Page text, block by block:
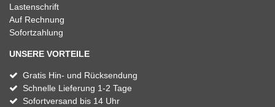
Lastenschrift
Auf Rechnung
Sofortzahlung
UNSERE VORTEILE
Gratis Hin- und Rücksendung
Schnelle Lieferung 1-2 Tage
Sofortversand bis 14 Uhr